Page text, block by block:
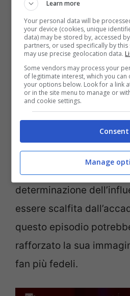
ai donatori, lasciando
risorse necessarie per il
intervento.
Nonostante questo
non si dà per vinta. Ha
raccolta fonds o
che le permettano
raggiungere il suo
determinazione
essere scalfita
questo episodio
rafforzato la sua
fan più fedeli.
Learn more
Your personal data will be
your device (cookies, unique
data) may be stored by, accessed
partners, or used specifically by
may use precise geolocation data.
Some vendors may process your
of legitimate interest, which you
your options below. Look for a link
or in the site menu to manage or
and cookie settings.
Consent
Manage